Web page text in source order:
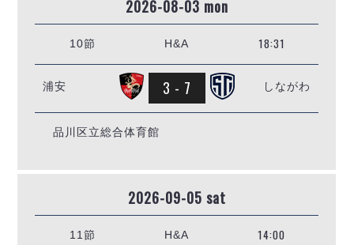
2026-08-03 mon
10節 H&A 18:31
浦安 3 - 7 しながわ
品川区立総合体育館
2026-09-05 sat
11節 H&A 14:00